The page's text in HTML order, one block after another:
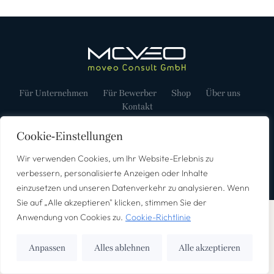
Cookie-Einstellungen
Wir verwenden Cookies, um Ihr Website-Erlebnis zu
verbessern, personalisierte Anzeigen oder Inhalte
einzusetzen und unseren Datenverkehr zu analysieren. Wenn
Sie auf „Alle akzeptieren" klicken, stimmen Sie der
Anwendung von Cookies zu. Cookie-Richtlinie
Anpassen Alles ablehnen Alle akzeptieren
Für Unternehmen Für Bewerber Shop
Über uns
Kontakt
Impressum
©2025 – Alle Rechte vorbehalten.
Webdesign von